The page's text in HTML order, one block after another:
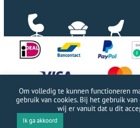
Professionele WordPress website
Copyright
Om volledig te kunnen functioneren
gebruik van cookies. Bij het gebruik van
wij er vanuit dat u dit
Ik ga akkoord